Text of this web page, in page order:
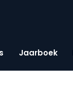
Jaarboek